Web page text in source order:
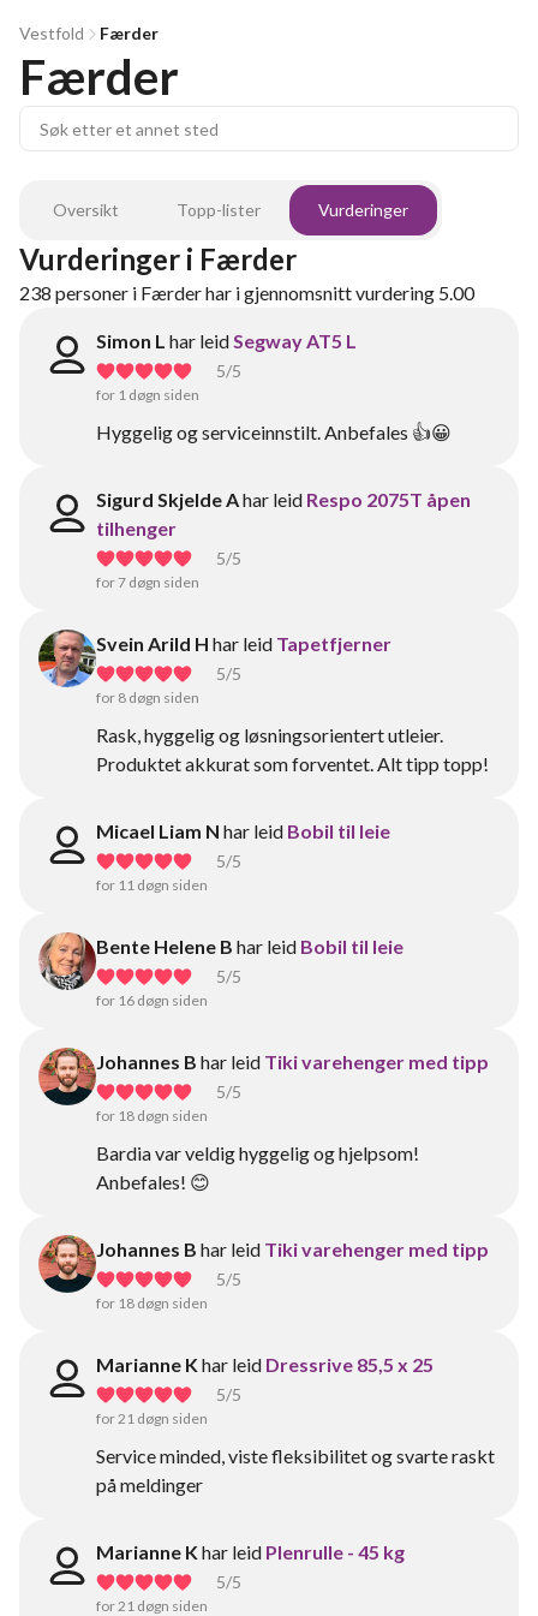
Vestfold Færder
Færder
Oversikt Topp-lister Vurderinger
Vurderinger i Færder
238 personer i Færderhar i gjennomsnitt vurdering 5.00
Simon L har leidSegway AT5 L
5/5
for 1 døgn siden
Hyggelig og serviceinnstilt. Anbefales 👍😀
Sigurd Skjelde Ahar leid Respo 2075T åpen
tilhenger
5/5
for 7 døgn siden
Svein Arild H har leid Tapetfjerner
5/5
for 8 døgn siden
Rask, hyggelig og løsningsorientert utleier.
Produktet akkurat som forventet. Alt tipp topp!
Micael Liam N har leid Bobil til leie
5/5
for 11 døgn siden
Bente Helene B har leid Bobil til leie
5/5
for 16 døgn siden
Johannes B har leid Tiki varehenger med tipp
5/5
for 18 døgn siden
Bardia var veldig hyggelig og hjelpsom!
Anbefales! 😊
Johannes B har leid Tiki varehenger med tipp
5/5
for 18 døgn siden
Marianne K har leid Dressrive 85,5 x 25
5/5
for 21 døgn siden
Service minded, viste fleksibilitet og svarte raskt
på meldinger
Marianne K har leid Plenrulle - 45 kg
5/5
for 21 døgn siden